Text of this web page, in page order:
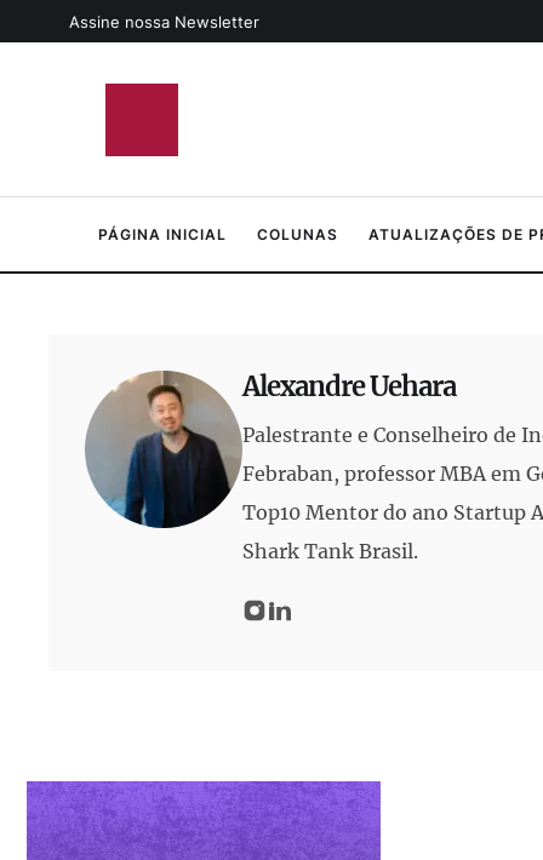
Assine nossa Newsletter
PÁGINA INICIAL COLUNAS ATUALIZAÇÕES DE
Alexandre Uehara
Palestrante e Conselheiro de
Febraban, professor MBA em
Top10 Mentor do ano Startup
Shark Tank Brasil.